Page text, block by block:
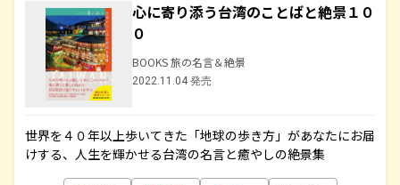
心に寄り添う台湾のことばと絶景１０
０
BOOKS 旅の名言＆絶景
2022.11.04 発売
世界を４０年以上歩いてきた「地球の歩き方」があなたにお届
けする、人生を輝かせる台湾の名言と癒やしの絶景集